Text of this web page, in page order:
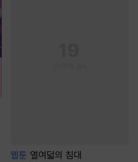
웹툰 열여덟의 침대